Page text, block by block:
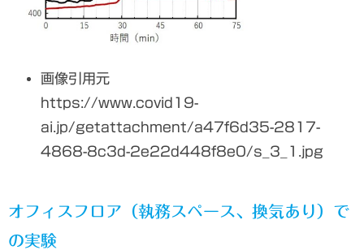
画像引用元
https://www.covid19-
ai.jp/getattachment/a47f6d35-2817-
4868-8c3d-2e22d448f8e0/s_3_1.jpg
オフィスフロア（執務スペース、換気あり）で
の実験